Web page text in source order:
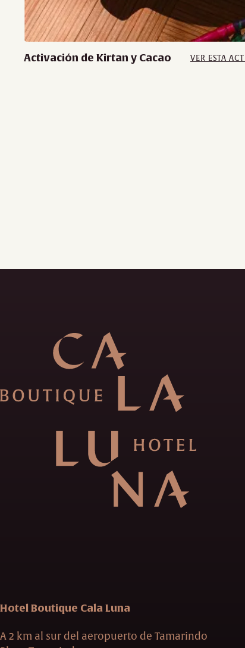
Activación de Kirtan y Cacao VER ESTA
Hotel Boutique Cala Luna
A 2 km al sur del aeropuerto de Tamarindo